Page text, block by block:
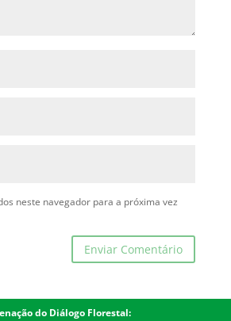
neste navegador para a próxima vez
do Diálogo Florestal: